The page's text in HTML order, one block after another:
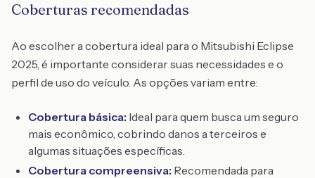
Coberturas recomendadas
Ao escolher a cobertura ideal para o Mitsubishi Eclipse
2025, é importante considerar suas necessidades e o
perfil de uso do veículo. As opções variam entre:
Cobertura básica: Ideal para quem busca um seguro
mais econômico, cobrindo danos a terceiros e
algumas situações específicas.
Cobertura compreensiva: Recomendada para